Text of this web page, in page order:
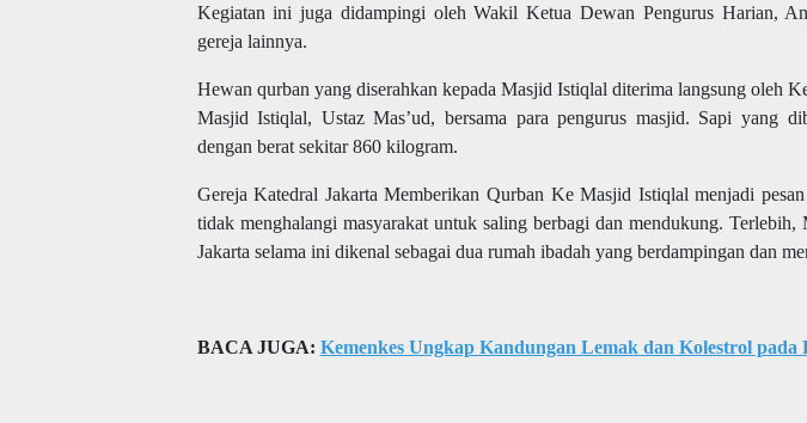
Kegiatan ini juga didampingi oleh Wakil Ketua Dewan Pengurus Harian,
gereja lainnya.
Hewan qurban yang diserahkan kepada Masjid Istiqlal diterima langsung oleh
Masjid Istiqlal, Ustaz Mas’ud, bersama para pengurus masjid. Sapi yang
dengan berat sekitar 860 kilogram.
Gereja Katedral Jakarta Memberikan Qurban Ke Masjid Istiqlal menjadi
tidak menghalangi masyarakat untuk saling berbagi dan mendukung.
Jakarta selama ini dikenal sebagai dua rumah ibadah yang berdampingan dan
BACA JUGA: Kemenkes Ungkap Kandungan Lemak dan Kolestrol pada